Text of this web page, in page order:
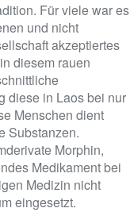
Für viele war es
und nicht
akzeptiertes
diesem rauen
diese in Laos bei nur
Menschen dient
Substanzen.
Morphin,
Medikament bei
Medizin nicht
eingesetzt.